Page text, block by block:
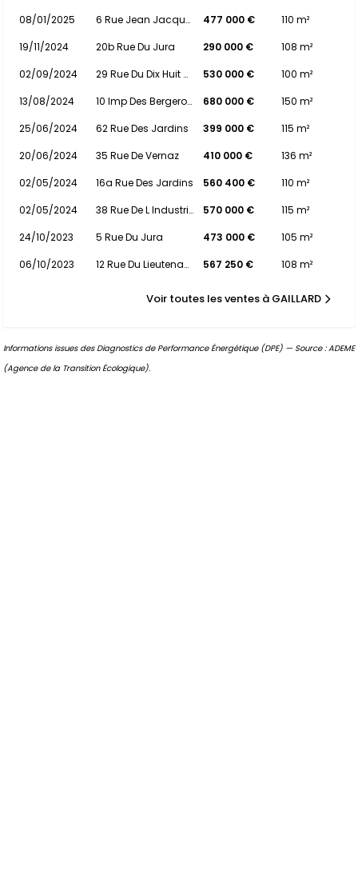
08/01/2025
6 Rue Jean Jacques Rousseau 477 000 €
110 m²
19/11/2024
20b Rue Du Jura 290 000 €
108 m²
02/09/2024
29 Rue Du Dix Huit Aout 530 000 €
100 m²
13/08/2024
10 Imp Des Bergeronnettes 680 000 €
150 m²
25/06/2024
62 Rue Des Jardins 399 000 €
115 m²
20/06/2024
35 Rue De Vernaz 410 000 €
136 m²
02/05/2024
16a Rue Des Jardins 560 400 €
110 m²
02/05/2024
38 Rue De L Industrie 570 000 €
115 m²
24/10/2023
5 Rue Du Jura 473 000 €
105 m²
06/10/2023
12 Rue Du Lieutenant Yvan Genot 567 250 € 108 m²
Voir toutes les ventes à GAILLARD
Informations issues des Diagnostics de Performance Énergétique (DPE) — Source : ADEME
(Agence de la Transition Écologique).